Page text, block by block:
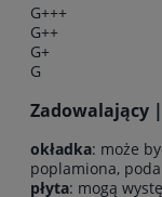
G+++
G++
G+
G
Zadowalający
okładka: może
poplamiona,
płyta: mogą